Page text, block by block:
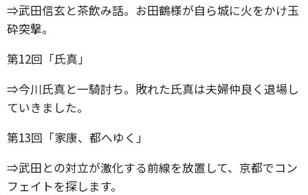
⇒武田信玄と茶飲み話。お田鶴様が自ら城に火をかけ玉
砕突撃。
第12回「氏真」
⇒今川氏真と一騎討ち。敗れた氏真は夫婦仲良く退場し
ていきました。
第13回「家康、都へゆく」
⇒武田との対立が激化する前線を放置して、京都でコン
フェイトを探します。